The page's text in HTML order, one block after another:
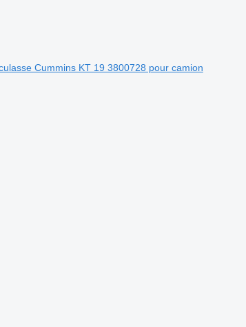
Cummins KT 19 3800728 pour camion